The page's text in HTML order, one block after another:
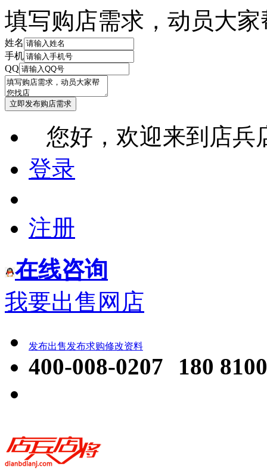
填写购店需求，动员大
姓名
手机
QQ
您好，欢迎来到店兵
登录
注册
在线咨询
我要出售网店
发布出售发布求购修改资料
400-008-0207 180